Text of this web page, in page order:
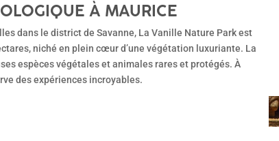
À MAURICE
dans le district de Savanne, La Vanille Nature Park est
niché en plein cœur d’une végétation luxuriante. La
espèces végétales et animales rares et protégés. À
des expériences incroyables.